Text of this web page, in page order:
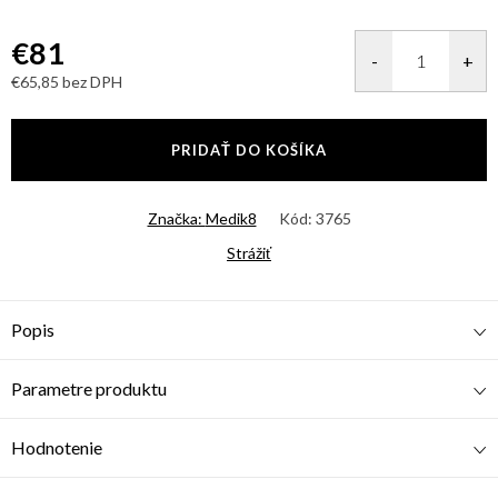
€81
€65,85 bez DPH
PRIDAŤ DO KOŠÍKA
Značka: Medik8 Kód: 3765
Strážiť
Popis
Parametre produktu
Hodnotenie